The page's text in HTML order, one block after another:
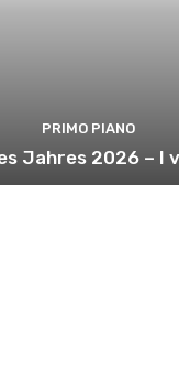
PRIMO PIANO
Jahres 2026 – I